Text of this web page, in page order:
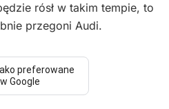
rósł w takim tempie, to
przegoni Audi.
preferowane
Google